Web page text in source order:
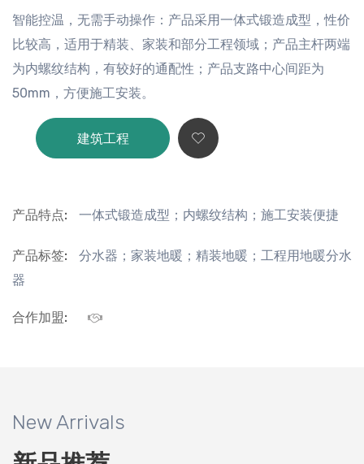
智能控温，无需手动操作：产品采用一体式锻造成型，性价
比较高，适用于精装、家装和部分工程领域；产品主杆两端
为内螺纹结构，有较好的通配性；产品支路中心间距为
50mm，方便施工安装。
建筑工程
产品特点: 一体式锻造成型；内螺纹结构；施工安装便捷
产品标签:
分水器；家装地暖；精装地暖；工程用地暖分水
器
合作加盟:
New Arrivals